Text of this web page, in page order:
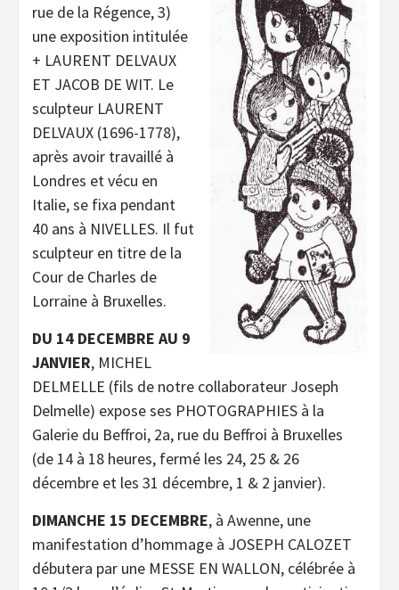
rue de la Régence, 3)
une exposition intitulée
+ LAURENT DELVAUX
ET JACOB DE WIT. Le
sculpteur LAURENT
DELVAUX (1696-1778),
après avoir travaillé à
Londres et vécu en
Italie, se fixa pendant
40 ans à NIVELLES. Il fut
sculpteur en titre de la
Cour de Charles de
Lorraine à Bruxelles.
DU 14 DECEMBRE AU 9
JANVIER, MICHEL
DELMELLE (fils de notre collaborateur Joseph
Delmelle) expose ses PHOTOGRAPHIES à la
Galerie du Beffroi, 2a, rue du Beffroi à Bruxelles
(de 14 à 18 heures, fermé les 24, 25 & 26
décembre et les 31 décembre, 1 & 2 janvier).
DIMANCHE 15 DECEMBRE, à Awenne, une
manifestation d’hommage à JOSEPH CALOZET
débutera par une MESSE EN WALLON, célébrée à